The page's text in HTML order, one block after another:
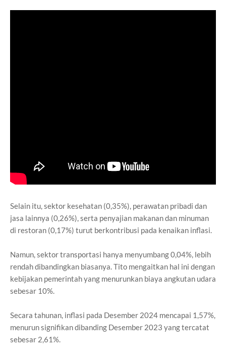
Selain itu, sektor kesehatan (0,35%), perawatan pribadi dan
jasa lainnya (0,26%), serta penyajian makanan dan minuman
di restoran (0,17%) turut berkontribusi pada kenaikan inflasi.
Namun, sektor transportasi hanya menyumbang 0,04%, lebih
rendah dibandingkan biasanya. Tito mengaitkan hal ini dengan
kebijakan pemerintah yang menurunkan biaya angkutan udara
sebesar 10%.
Secara tahunan, inflasi pada Desember 2024 mencapai 1,57%,
menurun signifikan dibanding Desember 2023 yang tercatat
sebesar 2,61%.